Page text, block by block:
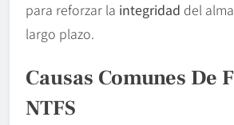
para reforzar la integridad del
largo plazo.
Causas Comunes De
NTFS